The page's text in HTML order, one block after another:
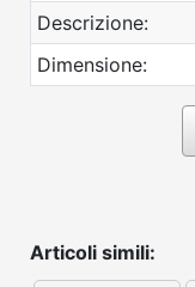
Descrizione:
Dimensione:
Articoli simili: